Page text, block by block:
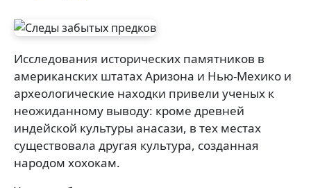
Исследования исторических памятников в
американских штатах Аризона и Нью-Мехико и
археологические находки привели ученых к
неожиданному выводу: кроме древней
индейской культуры анасази, в тех местах
существовала другая культура, созданная
народом хохокам.